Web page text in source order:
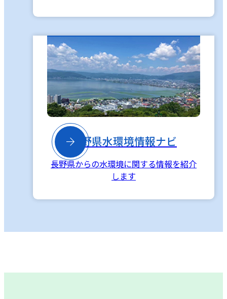
長野県水環境情報ナビ
長野県からの水環境に関する情報を紹介
します